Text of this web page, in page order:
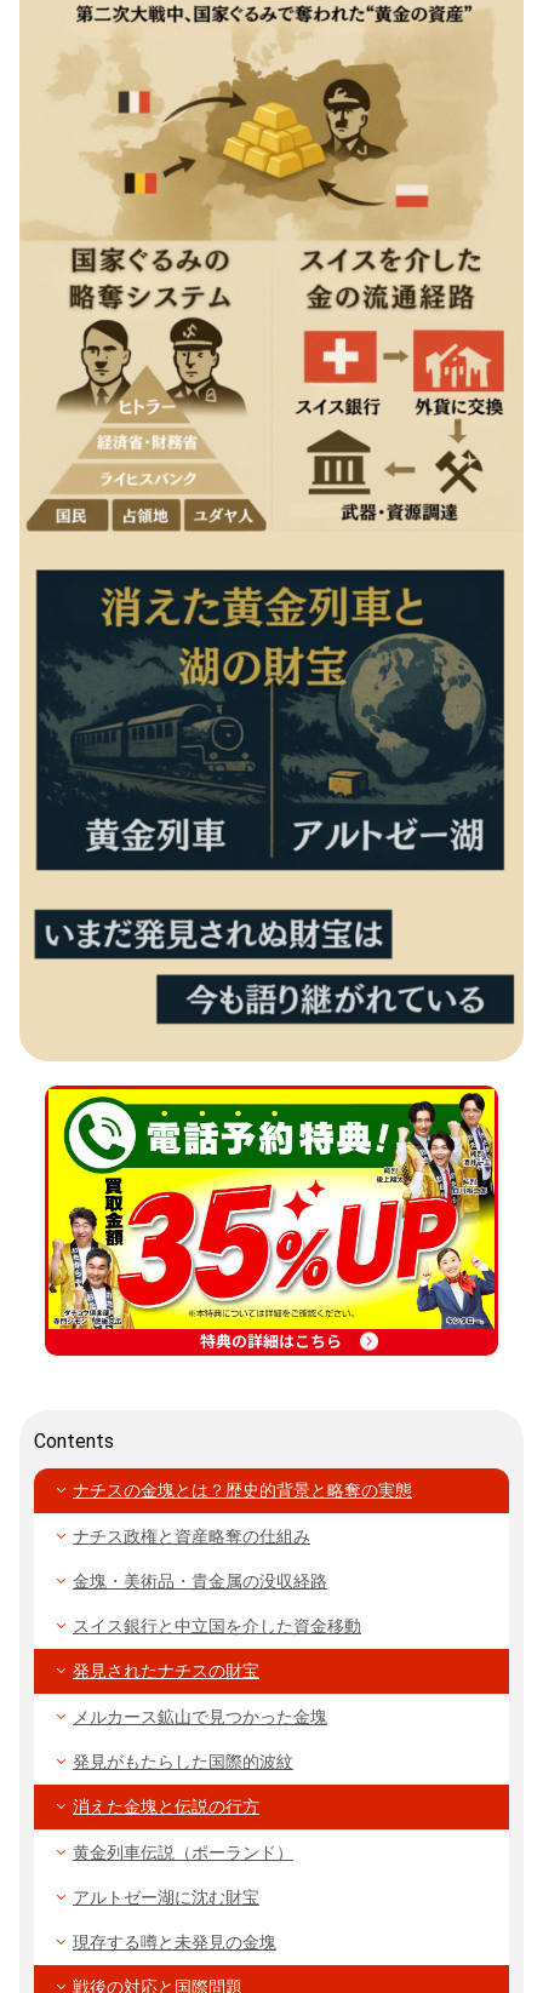
特典の詳細はこちら
Contents
ナチスの金塊とは？歴史的背景と略奪の実態
ナチス政権と資産略奪の仕組み
金塊・美術品・貴金属の没収経路
スイス銀行と中立国を介した資金移動
発見されたナチスの財宝
メルカース鉱山で見つかった金塊
発見がもたらした国際的波紋
消えた金塊と伝説の行方
黄金列車伝説（ポーランド）
アルトゼー湖に沈む財宝
現存する噂と未発見の金塊
戦後の対応と国際問題